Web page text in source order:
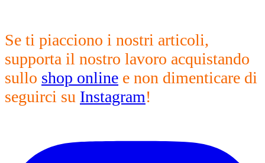
Se ti piacciono i nostri articoli,
supporta il nostro lavoro acquistando
sullo shop online e non dimenticare di
seguirci su Instagram!